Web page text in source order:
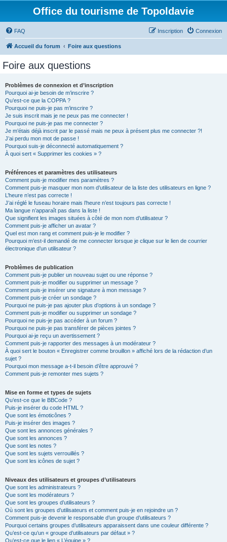
Office du tourisme de Topoldavie
FAQ Connexion
Inscription
Accueil du forum Foire aux questions
Foire aux questions
Problèmes de connexion et d’inscription
Pourquoi ai-je besoin de m’inscrire ?
Qu’est-ce que la COPPA ?
Pourquoi ne puis-je pas m’inscrire ?
Je suis inscrit mais je ne peux pas me connecter !
Pourquoi ne puis-je pas me connecter ?
Je m’étais déjà inscrit par le passé mais ne peux à présent plus me connecter ?!
J’ai perdu mon mot de passe !
Pourquoi suis-je déconnecté automatiquement ?
À quoi sert « Supprimer les cookies » ?
Préférences et paramètres des utilisateurs
Comment puis-je modifier mes paramètres ?
Comment puis-je masquer mon nom d’utilisateur de la liste des utilisateurs en ligne ?
L’heure n’est pas correcte !
J’ai réglé le fuseau horaire mais l’heure n’est toujours pas correcte !
Ma langue n’apparaît pas dans la liste !
Que signifient les images situées à côté de mon nom d’utilisateur ?
Comment puis-je afficher un avatar ?
Quel est mon rang et comment puis-je le modifier ?
Pourquoi m’est-il demandé de me connecter lorsque je clique sur le lien de courrier
électronique d’un utilisateur ?
Problèmes de publication
Comment puis-je publier un nouveau sujet ou une réponse ?
Comment puis-je modifier ou supprimer un message ?
Comment puis-je insérer une signature à mon message ?
Comment puis-je créer un sondage ?
Pourquoi ne puis-je pas ajouter plus d’options à un sondage ?
Comment puis-je modifier ou supprimer un sondage ?
Pourquoi ne puis-je pas accéder à un forum ?
Pourquoi ne puis-je pas transférer de pièces jointes ?
Pourquoi ai-je reçu un avertissement ?
Comment puis-je rapporter des messages à un modérateur ?
À quoi sert le bouton « Enregistrer comme brouillon » affiché lors de la rédaction d’un
sujet ?
Pourquoi mon message a-t-il besoin d’être approuvé ?
Comment puis-je remonter mes sujets ?
Mise en forme et types de sujets
Qu’est-ce que le BBCode ?
Puis-je insérer du code HTML ?
Que sont les émoticônes ?
Puis-je insérer des images ?
Que sont les annonces générales ?
Que sont les annonces ?
Que sont les notes ?
Que sont les sujets verrouillés ?
Que sont les icônes de sujet ?
Niveaux des utilisateurs et groupes d’utilisateurs
Que sont les administrateurs ?
Que sont les modérateurs ?
Que sont les groupes d’utilisateurs ?
Où sont les groupes d’utilisateurs et comment puis-je en rejoindre un ?
Comment puis-je devenir le responsable d’un groupe d’utilisateurs ?
Pourquoi certains groupes d’utilisateurs apparaissent dans une couleur différente ?
Qu’est-ce qu’un « groupe d’utilisateurs par défaut » ?
Qu’est-ce que le lien « L’équipe » ?